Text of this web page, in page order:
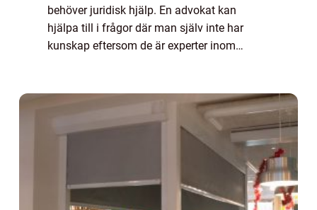
behöver juridisk hjälp. En advokat kan
hjälpa till i frågor där man själv inte har
kunskap eftersom de är experter inom